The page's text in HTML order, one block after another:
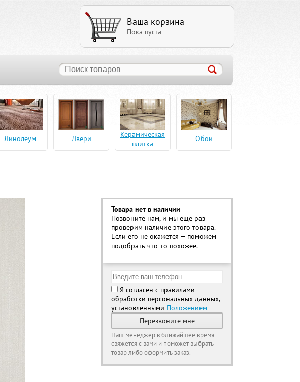
Ваша корзина
Пока пуста
Линолеум Двери
Керамическая
плитка
Обои
Товара нет в наличии
Позвоните нам, и мы еще раз
проверим наличие этого товара.
Если его не окажется — поможем
подобрать что-то похожее.
Я согласен с правилами
обработки персональных данных,
установленными Положением
Перезвоните мне
Наш менеджер в ближайшее время
свяжется с вами и поможет выбрать
товар либо оформить заказ.